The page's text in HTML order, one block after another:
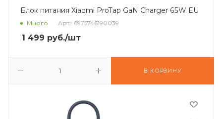
Блок питания Xiaomi ProTap GaN Charger 65W EU
Много Арт.: 6975746190039
1 499 руб./шт
В КОРЗИНУ